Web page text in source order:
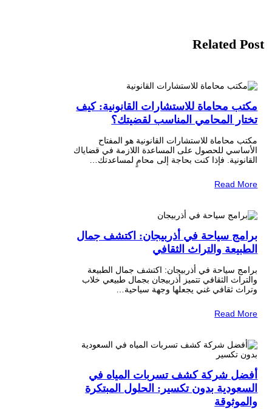
Related Post
مكتب محاماة للاستشارات القانونية: كيف
تختار المحامي المناسب لقضيتك؟
مكتب محاماة للاستشارات القانونية هو المفتاح
الأساسي للحصول على المساعدة اللازمة في قضاياك
القانونية. فإذا كنت بحاجة إلى محامٍ لمساعدتك…
Read More
برامج سياحة في أذربيجان: اكتشف جمال
الطبيعة والتراث الثقافي
برامج سياحة في أذربيجان: اكتشف جمال الطبيعة
والتراث الثقافي تتميز أذربيجان بجمال طبيعي خلاب
وتراث ثقافي غني يجعلها وجهة سياحية…
Read More
أفضل شركة كشف تسربات المياه في
السعودية بدون تكسير: الحلول المبتكرة
والموثوقة